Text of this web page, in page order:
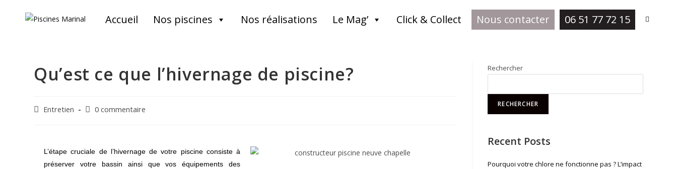
Accueil Nos piscines Nos réalisations Le Mag’ Click & Collect Nous contacter 06 51 77 72 15
Qu’est ce que l’hivernage de piscine?
Entretien 0 commentaire
L’étape cruciale de l’hivernage de votre piscine consiste à
préserver votre bassin ainsi que vos équipements des
Rechercher
RECHERCHER
Recent Posts
Pourquoi votre chlore ne fonctionne pas ? L’impact